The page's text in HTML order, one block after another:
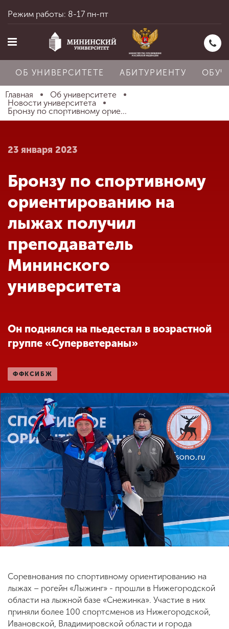
Главная
Абитуриенту
Обучение
Наука
Другие виды
Студенческая жизнь
Сведения об
образовательной
организации
ENG SPN CHI
Приемная
Режим работы: 8-17 пн-пт
ОБ УНИВЕРСИТЕТЕ АБИТУРИЕНТУ
Главная
Об университете
Новости университета
Бронзу по спортивному орие...
23 января 2023
Бронзу по спортивному
ориентированию на
лыжах получил
преподаватель
Мининского
университета
Он поднялся на пьедестал в возрастной
группе «Суперветераны»
ФФКСИБЖ
Соревнования по спортивному ориентированию на
лыжах – рогейн «Лыжинг» - прошли в Нижегородской
области на лыжной базе «Снежинка». Участие в них
приняли более 100 спортсменов из Нижегородской,
Ивановской, Владимировской области и города